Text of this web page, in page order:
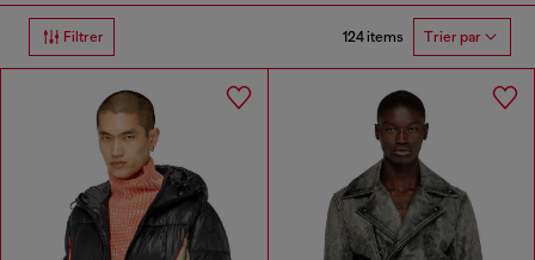
Filtrer 124 items Trier par